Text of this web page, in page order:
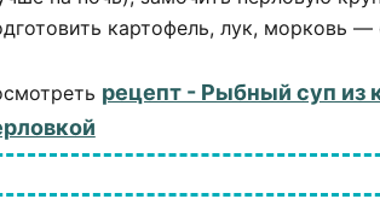
картофель, лук, морковь
рецепт - Рыбный суп из